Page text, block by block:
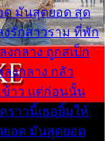
ด มันสุดยอด สุด
รักสาวราม ที่พัก
งกลาง ถูกสเป็ก
ลงกลาง กลัว
ข้าว แต่ก่อนนั้น
ราวนี้เธอยิ้มให้
ยอด มันสุดยอด